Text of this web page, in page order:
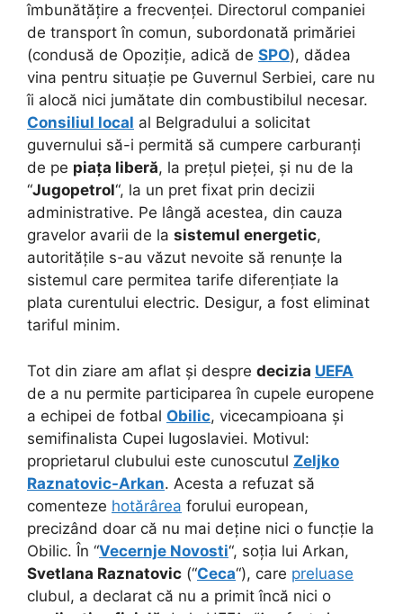
îmbunătățire a frecvenței. Directorul companiei
de transport în comun, subordonată primăriei
(condusă de Opoziție, adică de SPO), dădea
vina pentru situație pe Guvernul Serbiei, care nu
îi alocă nici jumătate din combustibilul necesar.
Consiliul local al Belgradului a solicitat
guvernului să-i permită să cumpere carburanți
de pe piața liberă, la prețul pieței, și nu de la
“Jugopetrol“, la un pret fixat prin decizii
administrative. Pe lângă acestea, din cauza
gravelor avarii de la sistemul energetic,
autoritățile s-au văzut nevoite să renunțe la
sistemul care permitea tarife diferențiate la
plata curentului electric. Desigur, a fost eliminat
tariful minim.
Tot din ziare am aflat și despre decizia UEFA
de a nu permite participarea în cupele europene
a echipei de fotbal Obilic, vicecampioana și
semifinalista Cupei Iugoslaviei. Motivul:
proprietarul clubului este cunoscutul Zeljko
Raznatovic-Arkan. Acesta a refuzat să
comenteze hotărârea forului european,
precizând doar că nu mai deține nici o funcție la
Obilic. În “Vecernje Novosti“, soția lui Arkan,
Svetlana Raznatovic (“Ceca“), care preluase
clubul, a declarat că nu a primit încă nici o